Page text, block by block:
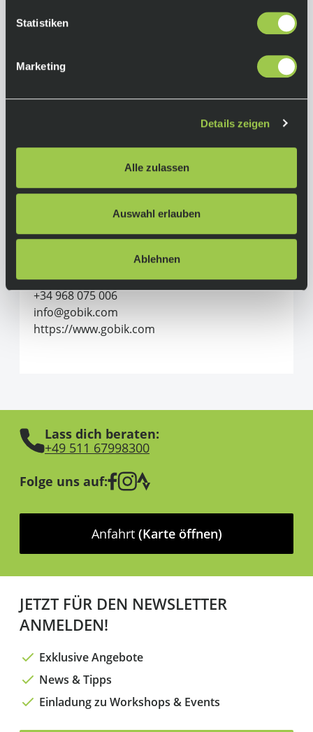
Statistiken
Marketing
Details zeigen
Alle zulassen
Auswahl erlauben
Ablehnen
• verstärkte Struktur im Fersen- und
Farbe:
Herstellerinformationen
Alle Produkte von Gobik
GOBIK SPORT WEAR S.L.
+34 968 075 006
info@gobik.com
https://www.gobik.com
Lass dich beraten:
+49 511 67998300
Folge uns auf:
Anfahrt (Karte öffnen)
JETZT FÜR DEN NEWSLETTER
ANMELDEN!
Exklusive Angebote
News & Tipps
Einladung zu Workshops & Events